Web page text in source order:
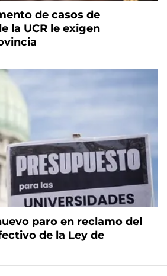
de casos de
la UCR le exigen
paro en reclamo del
de la Ley de